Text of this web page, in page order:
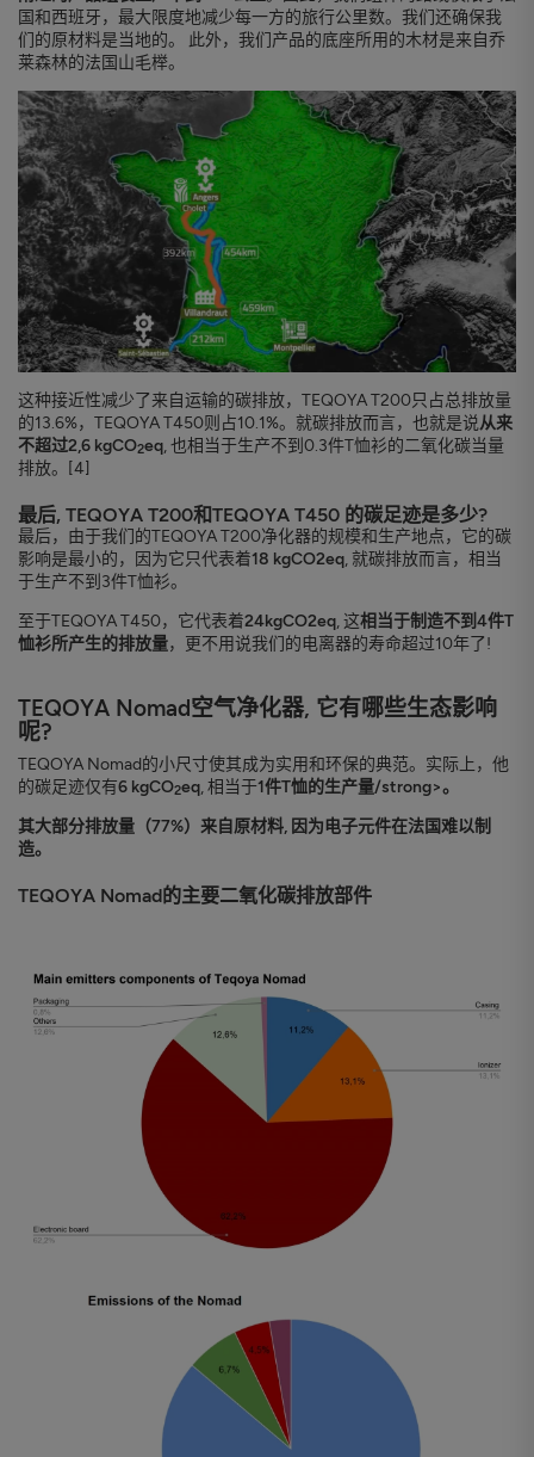
国和西班牙，最大限度地减少每一方的旅行公里数。我们还确保我
们的原材料是当地的。 此外，我们产品的底座所用的木材是来自乔
莱森林的法国山毛榉。
这种接近性减少了来自运输的碳排放，TEQOYA T200只占总排放量
的13.6%，TEQOYA T450则占10.1%。就碳排放而言，也就是说从来
不超过2,6 kgCO2eq, 也相当于生产不到0.3件T恤衫的二氧化碳当量
排放。[4]
最后, TEQOYA T200和TEQOYA T450 的碳足迹是多少?
最后，由于我们的TEQOYA T200净化器的规模和生产地点，它的碳
影响是最小的，因为它只代表着18 kgCO2eq, 就碳排放而言，相当
于生产不到3件T恤衫。
至于TEQOYA T450，它代表着24kgCO2eq, 这相当于制造不到4件T
恤衫所产生的排放量，更不用说我们的电离器的寿命超过10年了!
TEQOYA Nomad空气净化器, 它有哪些生态影响
呢?
TEQOYA Nomad的小尺寸使其成为实用和环保的典范。实际上，他
的碳足迹仅有6 kgCO2eq, 相当于1件T恤的生产量/strong>。
其大部分排放量（77%）来自原材料, 因为电子元件在法国难以制
造。
TEQOYA Nomad的主要二氧化碳排放部件